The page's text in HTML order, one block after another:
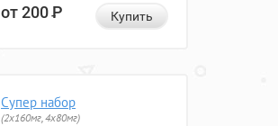
от 200Р Купить
Супер набор
(2х160мг, 4х80мг)